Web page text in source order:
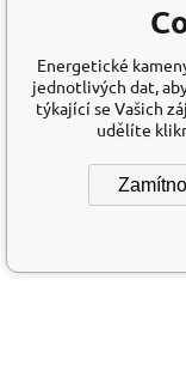
Energetické
jednotlivých dat,
týkající se Vašich
udělíte